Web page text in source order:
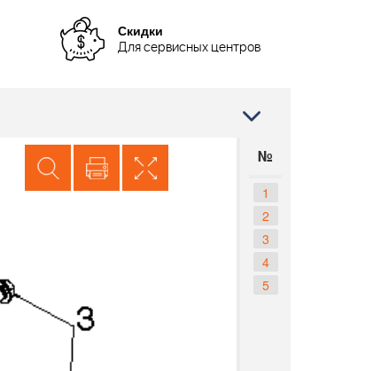
Скидки
Для сервисных центров
№
1
2
3
4
5